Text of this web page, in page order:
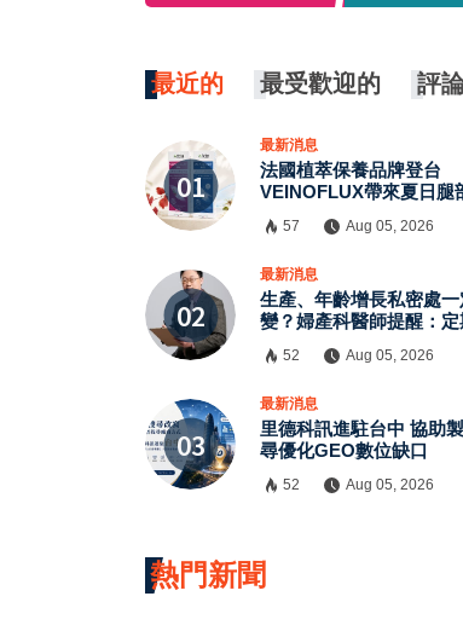
最近的 最受歡迎的 評
最新消息
法國植萃保養品牌登台
VEINOFLUX帶來夏日腿
57 Aug 05, 2026
最新消息
生產、年齡增長私密處
變？婦產科醫師提醒：
52 Aug 05, 2026
最新消息
里德科訊進駐台中 協助
尋優化GEO數位缺口
52 Aug 05, 2026
熱門新聞
×